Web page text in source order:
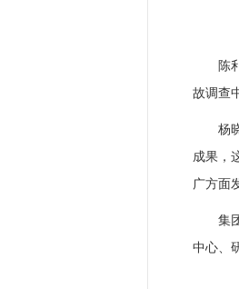
陈
故调查
杨
成果，
广方面
集
中心、